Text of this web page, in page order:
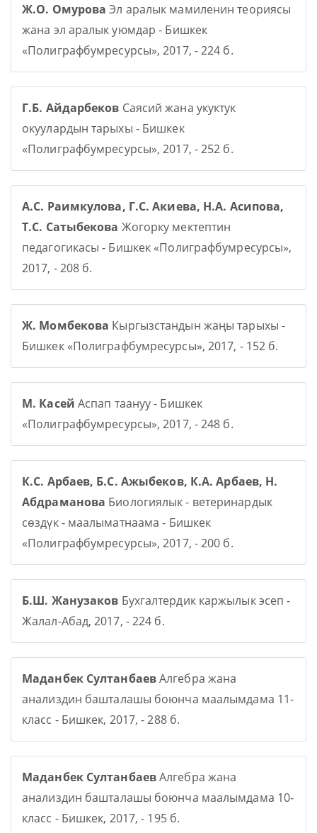
Ж.О. Омурова Эл аралык мамиленин теориясы
жана эл аралык уюмдар - Бишкек
«Полиграфбумресурсы», 2017, - 224 б.
Г.Б. Айдарбеков Саясий жана укуктук
окуулардын тарыхы - Бишкек
«Полиграфбумресурсы», 2017, - 252 б.
А.С. Раимкулова, Г.С. Акиева, Н.А. Асипова,
Т.С. Сатыбекова Жогорку мектептин
педагогикасы - Бишкек «Полиграфбумресурсы»,
2017, - 208 б.
Ж. Момбекова Кыргызстандын жаңы тарыхы -
Бишкек «Полиграфбумресурсы», 2017, - 152 б.
М. Касей Аспап таануу - Бишкек
«Полиграфбумресурсы», 2017, - 248 б.
К.С. Арбаев, Б.С. Ажыбеков, К.А. Арбаев, Н.
Абдраманова Биологиялык - ветеринардык
сөздүк - маалыматнаама - Бишкек
«Полиграфбумресурсы», 2017, - 200 б.
Б.Ш. Жанузаков Бухгалтердик каржылык эсеп -
Жалал-Абад, 2017, - 224 б.
Маданбек СултанбаевАлгебра жана
анализдин башталашы боюнча маалымдама 11-
класс - Бишкек, 2017, - 288 б.
Маданбек СултанбаевАлгебра жана
анализдин башталашы боюнча маалымдама 10-
класс - Бишкек, 2017, - 195 б.